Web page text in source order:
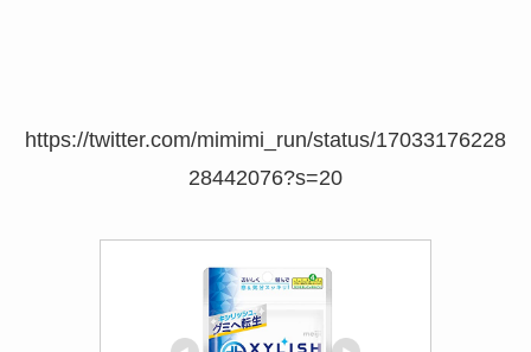
https://twitter.com/mimimi_run/status/17033176228
28442076?s=20